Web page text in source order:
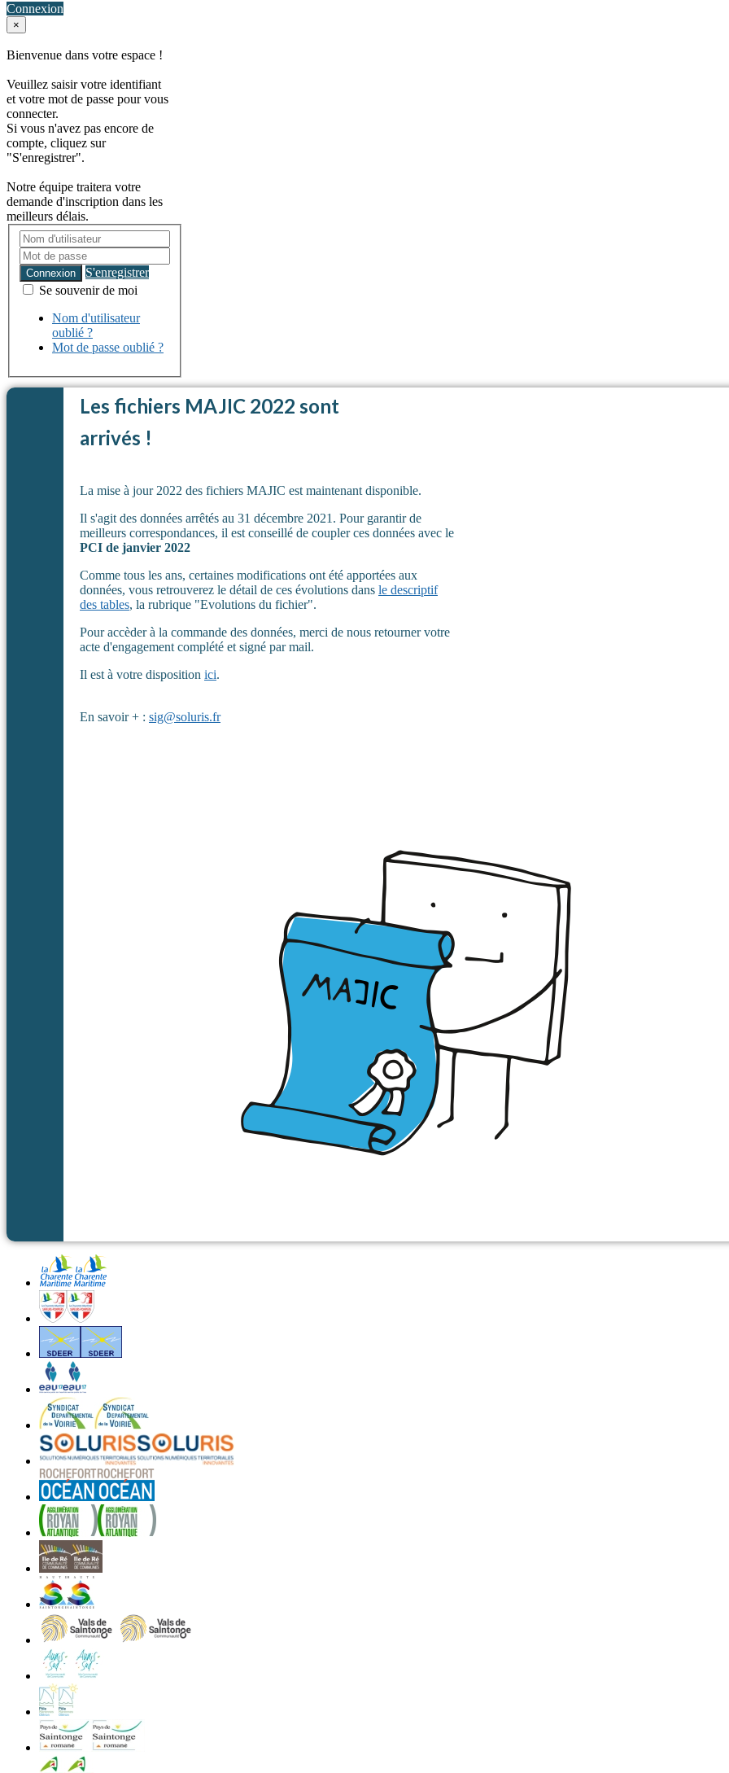
Connexion
×
Bienvenue dans votre espace !
Veuillez saisir votre identifiant
et votre mot de passe pour vous
connecter.
Si vous n'avez pas encore de
compte, cliquez sur
"S'enregistrer".
Notre équipe traitera votre
demande d'inscription dans les
meilleurs délais.
Connexion
S'enregistrer
Se souvenir de moi
Nom d'utilisateur
oublié ?
Mot de passe oublié ?
Les fichiers MAJIC 2022 sont
arrivés !
La mise à jour 2022 des fichiers MAJIC est maintenant disponible.
Il s'agit des données arrêtés au 31 décembre 2021. Pour garantir de
meilleurs correspondances, il est conseillé de coupler ces données avec le
PCI de janvier 2022
Comme tous les ans, certaines modifications ont été apportées aux
données, vous retrouverez le détail de ces évolutions dans le descriptif
des tables, la rubrique "Evolutions du fichier".
Pour accèder à la commande des données, merci de nous retourner votre
acte d'engagement complété et signé par mail.
Il est à votre disposition ici.
En savoir + : sig@soluris.fr